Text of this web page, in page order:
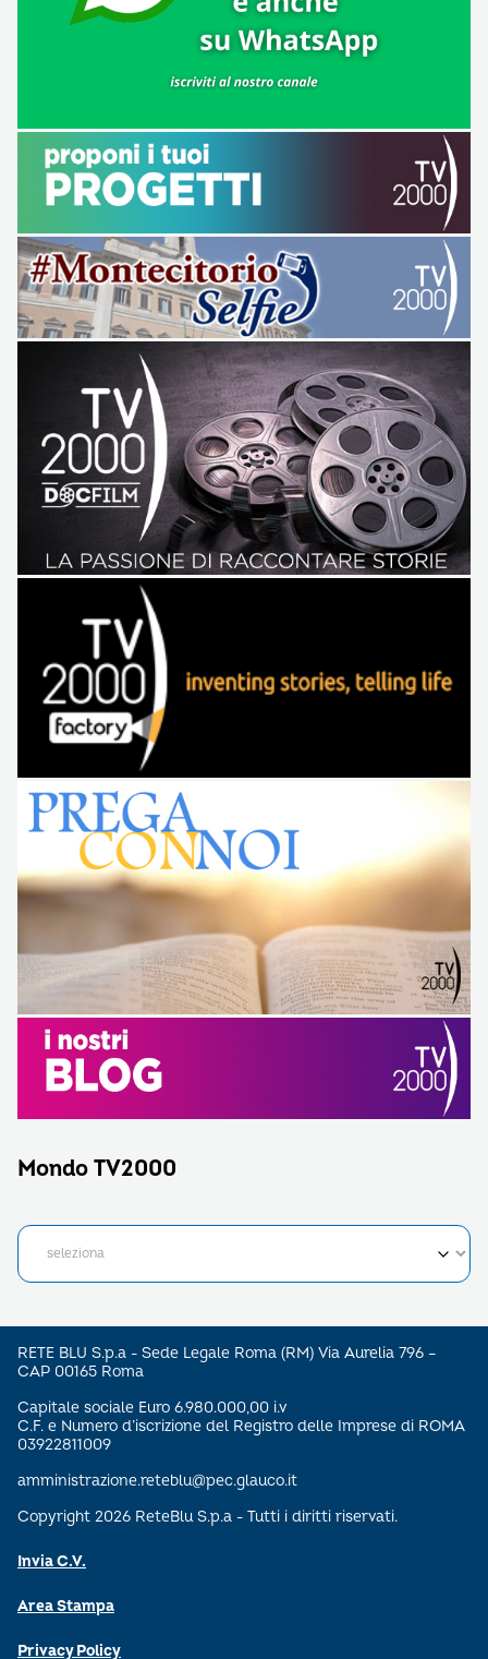
Mondo TV2000
RETE BLU S.p.a - Sede Legale Roma (RM) Via Aurelia 796 –
CAP 00165 Roma
Capitale sociale Euro 6.980.000,00 i.v
C.F. e Numero d’iscrizione del Registro delle Imprese di ROMA
03922811009
amministrazione.reteblu@pec.glauco.it
Copyright 2026 ReteBlu S.p.a - Tutti i diritti riservati.
Invia C.V.
Area Stampa
Privacy Policy